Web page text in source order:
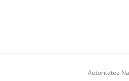
Autoritatea